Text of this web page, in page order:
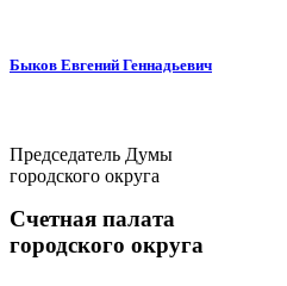
Быков Евгений Геннадьевич
Председатель Думы
городского округа
Счетная палата
городского округа